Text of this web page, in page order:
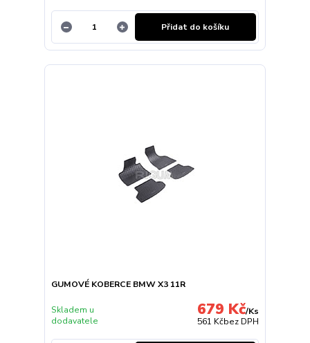
Přidat do košíku
GUMOVÉ KOBERCE BMW X3 11R
679 Kč/Ks
561 Kčbez DPH
Skladem u
dodavatele